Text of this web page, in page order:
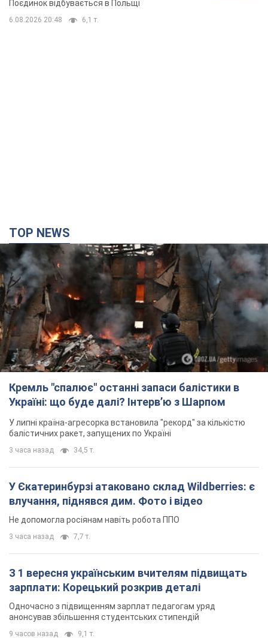
балістичних ракет, запущених по Україні
3 часа назад 34,5 т.
У Єкатеринбурзі атаковано склад Wildberries: є
влучання, піднявся дим. Фото і відео
Не допомогла росіянам навіть робота ППО
3 часа назад 7,7 т.
З 1 вересня українським вчителям підвищать
зарплати: Корецький розкрив деталі
Одночасно з підвищенням зарплат педагогам уряд
9 часов назад